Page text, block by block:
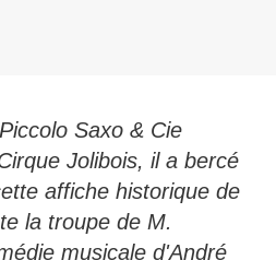
Saxo & Cie
Jolibois, il a bercé
affiche historique de
la troupe de M.
musicale d'André